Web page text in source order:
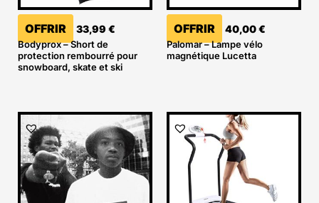
OFFRIR 33,99 €
Bodyprox – Short de
protection rembourré pour
snowboard, skate et ski
OFFRIR 40,00€
Palomar – Lampe vélo
magnétique Lucetta